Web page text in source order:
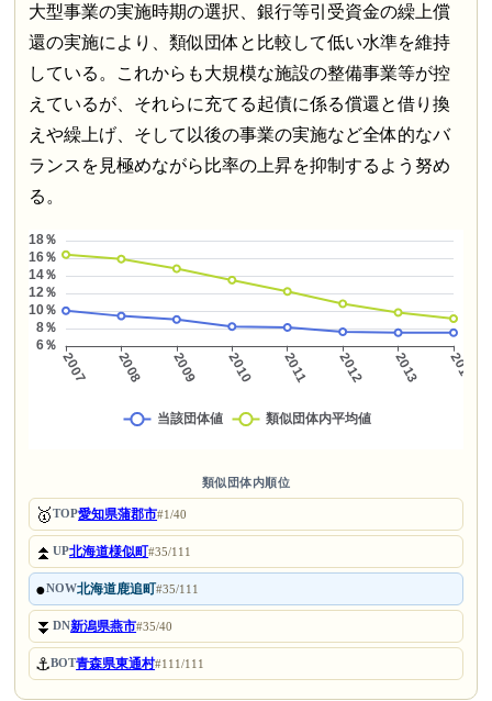
大型事業の実施時期の選択、銀行等引受資金の繰上償
還の実施により、類似団体と比較して低い水準を維持
している。これからも大規模な施設の整備事業等が控
えているが、それらに充てる起債に係る償還と借り換
えや繰上げ、そして以後の事業の実施など全体的なバ
ランスを見極めながら比率の上昇を抑制するよう努め
る。
類似団体内順位
🥇TOP愛知県蒲郡市#1/40
⏫UP北海道様似町#35/111
●NOW北海道鹿追町#35/111
⏬DN新潟県燕市#35/40
⚓BOT青森県東通村#111/111